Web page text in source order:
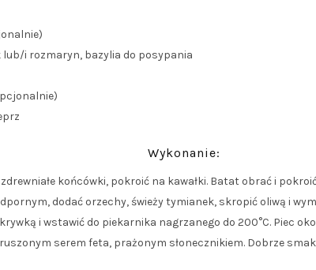
lub/i rozmaryn, bazylia do posypania
Wykonanie:
końcówki, pokroić na kawałki. Batat obrać i
dodać orzechy, świeży tymianek, skropić oliwą i
i wstawić do piekarnika nagrzanego do 200°C. Piec
serem feta, prażonym słonecznikiem. Dobrze